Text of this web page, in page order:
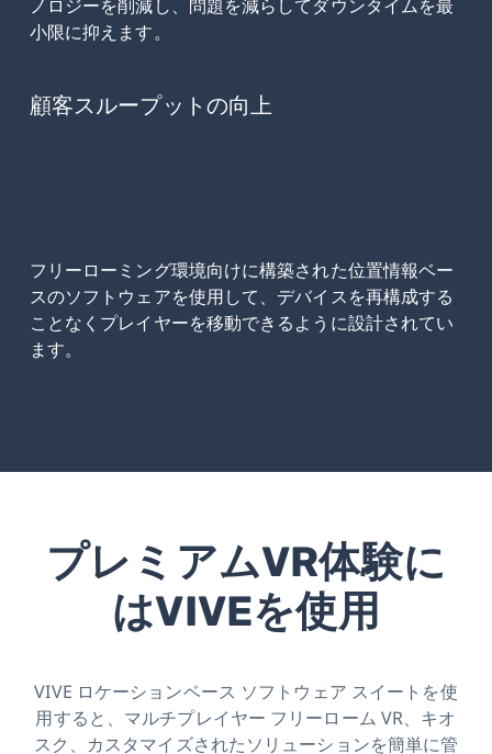
顧客スループットの向上
フリーローミング環境向けに構築された位置情報ベー
スのソフトウェアを使用して、デバイスを再構成する
ことなくプレイヤーを移動できるように設計されてい
ます。
ノロジーを削減し、問題を減らしてダウンタイムを最
小限に抑えます。
プレミアムVR体験に
はVIVEを使用
VIVE ロケーションベース ソフトウェア スイートを使
用すると、マルチプレイヤー フリーローム VR、キオ
スク、カスタマイズされたソリューションを簡単に管